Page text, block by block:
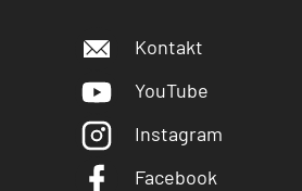
Kontakt
YouTube
Instagram
Facebook